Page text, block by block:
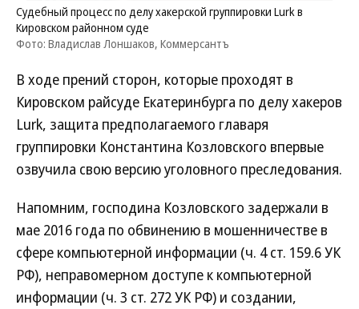
Судебный процесс по делу хакерской группировки Lurk в
Кировском районном суде
Фото: Владислав Лоншаков, Коммерсантъ
В ходе прений сторон, которые проходят в
Кировском райсуде Екатеринбурга по делу хакеров
Lurk, защита предполагаемого главаря
группировки Константина Козловского впервые
озвучила свою версию уголовного преследования.
Напомним, господина Козловского задержали в
мае 2016 года по обвинению в мошенничестве в
сфере компьютерной информации (ч. 4 ст. 159.6 УК
РФ), неправомерном доступе к компьютерной
информации (ч. 3 ст. 272 УК РФ) и создании,